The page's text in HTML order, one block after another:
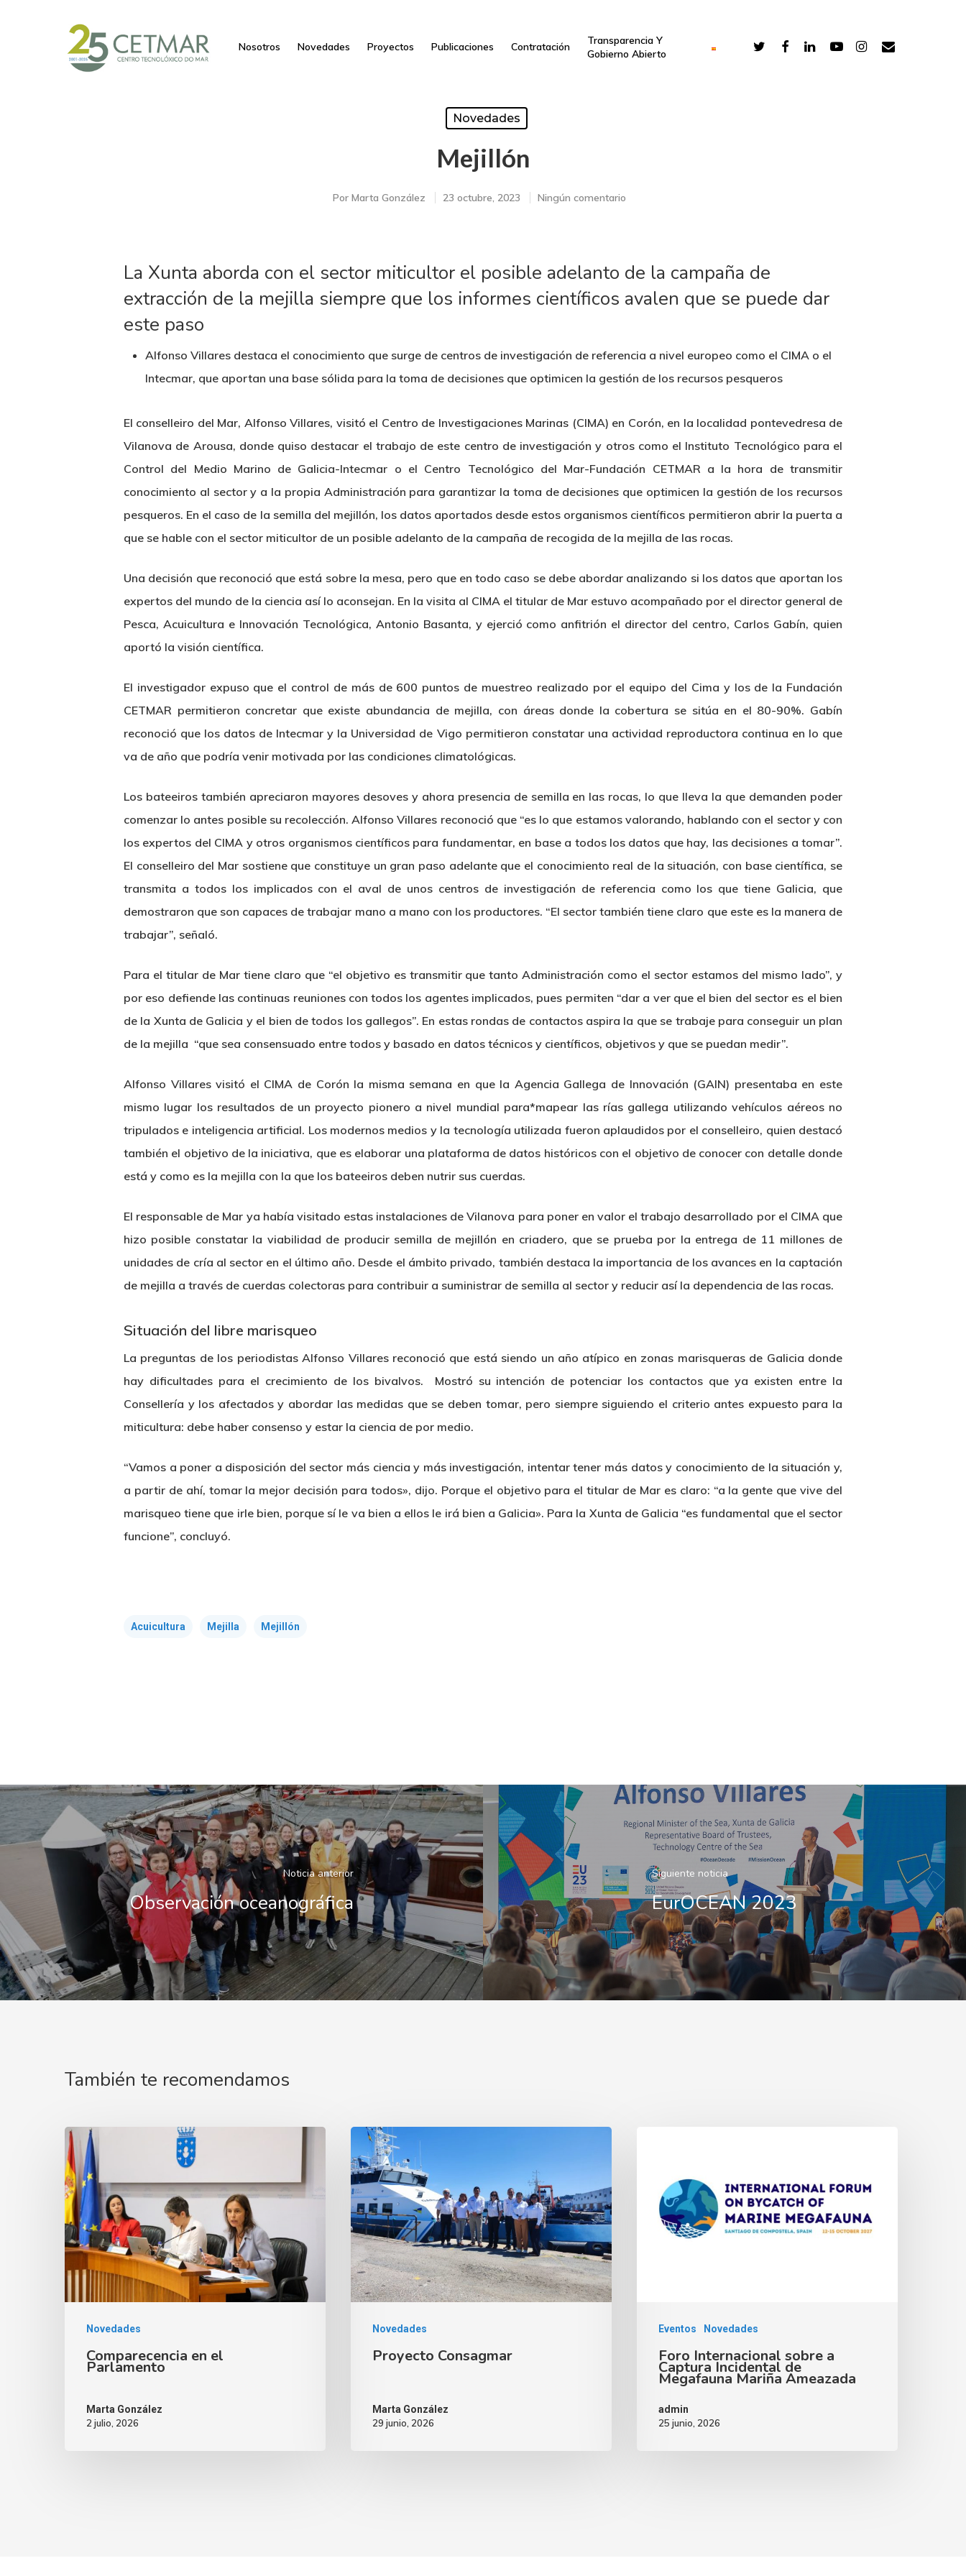
Nosotros Novedades Proyectos Publicaciones Contratación
Transparencia Y
Gobierno Abierto
Novedades
Mejillón
Por Marta González 23 octubre, 2023 Ningún comentario
La Xunta aborda con el sector miticultor el posible adelanto de la campaña de
extracción de la mejilla siempre que los informes científicos avalen que se puede dar
este paso
Alfonso Villares destaca el conocimiento que surge de centros de investigación de referencia a nivel europeo como el CIMA o el
Intecmar, que aportan una base sólida para la toma de decisiones que optimicen la gestión de los recursos pesqueros
El conselleiro del Mar, Alfonso Villares, visitó el Centro de Investigaciones Marinas (CIMA) en Corón, en la localidad pontevedresa de
Vilanova de Arousa, donde quiso destacar el trabajo de este centro de investigación y otros como el Instituto Tecnológico para el
Control del Medio Marino de Galicia-Intecmar o el Centro Tecnológico del Mar-Fundación CETMAR a la hora de transmitir
conocimiento al sector y a la propia Administración para garantizar la toma de decisiones que optimicen la gestión de los recursos
pesqueros. En el caso de la semilla del mejillón, los datos aportados desde estos organismos científicos permitieron abrir la puerta a
que se hable con el sector miticultor de un posible adelanto de la campaña de recogida de la mejilla de las rocas.
Una decisión que reconoció que está sobre la mesa, pero que en todo caso se debe abordar analizando si los datos que aportan los
expertos del mundo de la ciencia así lo aconsejan. En la visita al CIMA el titular de Mar estuvo acompañado por el director general de
Pesca, Acuicultura e Innovación Tecnológica, Antonio Basanta, y ejerció como anfitrión el director del centro, Carlos Gabín, quien
aportó la visión científica.
El investigador expuso que el control de más de 600 puntos de muestreo realizado por el equipo del Cima y los de la Fundación
CETMAR permitieron concretar que existe abundancia de mejilla, con áreas donde la cobertura se sitúa en el 80-90%. Gabín
reconoció que los datos de Intecmar y la Universidad de Vigo permitieron constatar una actividad reproductora continua en lo que
va de año que podría venir motivada por las condiciones climatológicas.
Los bateeiros también apreciaron mayores desoves y ahora presencia de semilla en las rocas, lo que lleva la que demanden poder
comenzar lo antes posible su recolección. Alfonso Villares reconoció que “es lo que estamos valorando, hablando con el sector y con
los expertos del CIMA y otros organismos científicos para fundamentar, en base a todos los datos que hay, las decisiones a tomar”.
El conselleiro del Mar sostiene que constituye un gran paso adelante que el conocimiento real de la situación, con base científica, se
transmita a todos los implicados con el aval de unos centros de investigación de referencia como los que tiene Galicia, que
demostraron que son capaces de trabajar mano a mano con los productores. “El sector también tiene claro que este es la manera de
trabajar”, señaló.
Para el titular de Mar tiene claro que “el objetivo es transmitir que tanto Administración como el sector estamos del mismo lado”, y
por eso defiende las continuas reuniones con todos los agentes implicados, pues permiten “dar a ver que el bien del sector es el bien
de la Xunta de Galicia y el bien de todos los gallegos”. En estas rondas de contactos aspira la que se trabaje para conseguir un plan
de la mejilla “que sea consensuado entre todos y basado en datos técnicos y científicos, objetivos y que se puedan medir”.
Alfonso Villares visitó el CIMA de Corón la misma semana en que la Agencia Gallega de Innovación (GAIN) presentaba en este
mismo lugar los resultados de un proyecto pionero a nivel mundial para*mapear las rías gallega utilizando vehículos aéreos no
tripulados e inteligencia artificial. Los modernos medios y la tecnología utilizada fueron aplaudidos por el conselleiro, quien destacó
también el objetivo de la iniciativa, que es elaborar una plataforma de datos históricos con el objetivo de conocer con detalle donde
está y como es la mejilla con la que los bateeiros deben nutrir sus cuerdas.
El responsable de Mar ya había visitado estas instalaciones de Vilanova para poner en valor el trabajo desarrollado por el CIMA que
hizo posible constatar la viabilidad de producir semilla de mejillón en criadero, que se prueba por la entrega de 11 millones de
unidades de cría al sector en el último año. Desde el ámbito privado, también destaca la importancia de los avances en la captación
de mejilla a través de cuerdas colectoras para contribuir a suministrar de semilla al sector y reducir así la dependencia de las rocas.
Situación del libre marisqueo
La preguntas de los periodistas Alfonso Villares reconoció que está siendo un año atípico en zonas marisqueras de Galicia donde
hay dificultades para el crecimiento de los bivalvos. Mostró su intención de potenciar los contactos que ya existen entre la
Consellería y los afectados y abordar las medidas que se deben tomar, pero siempre siguiendo el criterio antes expuesto para la
miticultura: debe haber consenso y estar la ciencia de por medio.
“Vamos a poner a disposición del sector más ciencia y más investigación, intentar tener más datos y conocimiento de la situación y,
a partir de ahí, tomar la mejor decisión para todos», dijo. Porque el objetivo para el titular de Mar es claro: “a la gente que vive del
marisqueo tiene que irle bien, porque sí le va bien a ellos le irá bien a Galicia». Para la Xunta de Galicia “es fundamental que el sector
funcione”, concluyó.
Acuicultura Mejilla Mejillón
Noticia anterior
Observación oceanográfica
Siguiente noticia
EurOCEAN 2023
También te recomendamos
Novedades
Comparecencia en el
Parlamento
Marta González
2 julio, 2026
Novedades
Proyecto Consagmar
Marta González
29 junio, 2026
Eventos Novedades
Foro Internacional sobre a
Captura Incidental de
Megafauna Mariña Ameazada
admin
25 junio, 2026